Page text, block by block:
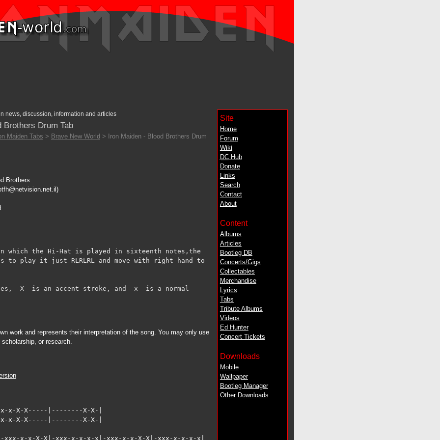
Site
Home
Forum
Wiki
DCHub
Donate
Links
Search
Contact
About
Content
Albums
Articles
Bootleg DB
Concerts/Gigs
Collectables
Merchandise
Lyrics
Tabs
Tribute Albums
Videos
Ed Hunter
Concert Tickets
Downloads
Mobile
Wallpaper
Bootleg Manager
Other Downloads
news, discussion, information and articles
Brothers Drum Tab
Maiden Tabs > Brave New World > Iron Maiden - Blood Brothers Drum
Brothers
the Hi-Hat is played in sixteenth notes,the
to play it just RLRLRL and move with right hand to
-X- is an accent stroke, and -x- is a normal
work and represents their interpretation of the song. You may only use
or research.